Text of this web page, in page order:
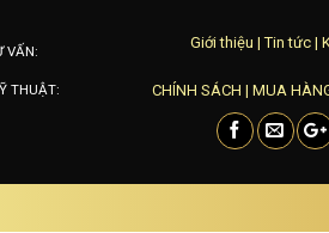
VẤN:
THUẬT:
Giới thiệu |Tin tức |
CHÍNH SÁCH | MUA